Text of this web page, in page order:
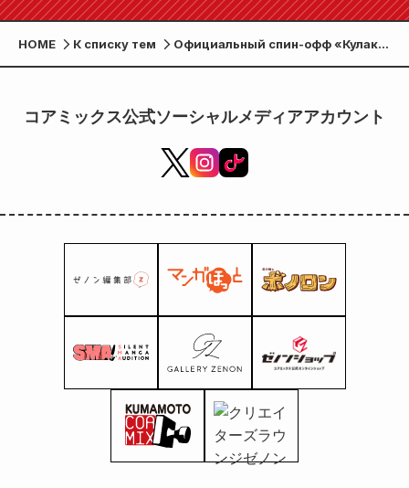
HOME К списку тем
Официальный спин-офф «Кулака
Полярной звезды» «Кулак
Амибы в другом мире», шестой
コアミックス公式ソーシャルメディアアカウント